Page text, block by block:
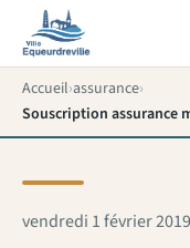
Accueil assurance
Souscription assurance
vendredi 1 février 2019